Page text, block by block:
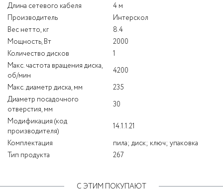
Длина сетевого кабеля
4 м
Производитель
Интерскол
Вес нетто, кг
8.4
Мощность, Вт
2000
Количество дисков
1
Макс. частота вращения диска,
об/мин
4200
Макс. диаметр диска, мм
235
Диаметр посадочного
отверстия, мм
30
Модификация (код
производителя)
14.1.1.21
Комплектация
пила; диск; ключ; упаковка
Тип продукта
267
С ЭТИМ ПОКУПАЮТ